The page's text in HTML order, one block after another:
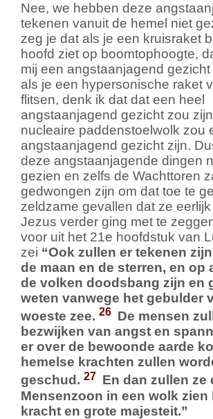
Nee, we hebben deze
tekenen vanuit de hemel niet
zeg je dat als je een kruisraket
hoofd ziet op boomtophoogte,
mij een angstaanjagend
als je een hypersonische raket
flitsen, denk ik dat dat een heel
angstaanjagend gezicht zou
nucleaire paddenstoelwolk zou
angstaanjagend gezicht zijn.
deze angstaanjagende dingen
gezien en zelfs de Wachttoren
gedwongen zijn om dat toe te
zeldzame gevallen dat ze
Jezus verder ging met te
voor uit het 21e hoofdstuk van
zei “Ook zullen er tekenen
de maan en de sterren, en op
de volken doodsbang zijn en
weten vanwege het gebulder
woeste zee. 26 De mensen
bezwijken van angst en
er over de bewoonde aarde
hemelse krachten zullen
geschud. 27 En dan zullen ze
Mensenzoon in een wolk zien
kracht en grote majesteit.”